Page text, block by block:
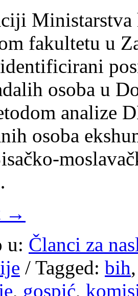
fakultetu u
osoba u
analize
osoba
→
u: Članci za
/ Tagged: bih
, gospić,